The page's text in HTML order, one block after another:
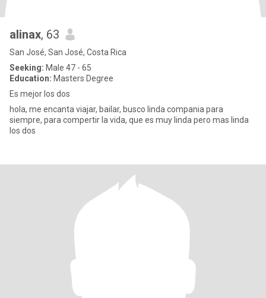
alinax, 63
San José, San José, Costa Rica
Seeking: Male 47 - 65
Education: Masters Degree
Es mejor los dos
hola, me encanta viajar, bailar, busco linda compania para
siempre, para compertir la vida, que es muy linda pero mas linda
los dos